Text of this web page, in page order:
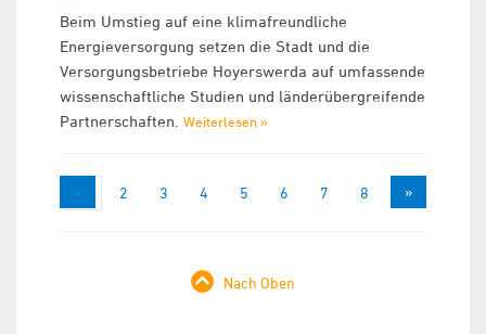
Beim Umstieg auf eine klimafreundliche
Energieversorgung setzen die Stadt und die
Versorgungsbetriebe Hoyerswerda auf umfassende
wissenschaftliche Studien und länderübergreifende
Partnerschaften. Weiterlesen »
«1 2 3 4 5 6 7 8 9»
Nach Oben